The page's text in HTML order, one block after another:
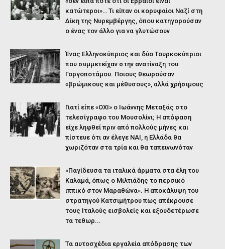
κατώτεροι»… Τι είπαν οι κορυφαίοι Ναζί στη
Δίκη της Νυρεμβέργης, όπου κατηγορούσαν
ο ένας τον άλλο για να γλυτώσουν
Ένας Ελληνοκύπριος και δύο Τουρκοκύπριοι
που συμμετείχαν στην ανατίναξη του
Γοργοποτάμου. Ποιους θεωρούσαν
«βρώμικους και μέθυσους», αλλά χρήσιμους
Γιατί είπε «ΟΧΙ» ο Ιωάννης Μεταξάς στο
τελεσίγραφο του Μουσολίνι; Η απόφαση
είχε ληφθεί πριν από πολλούς μήνες και
πίστευε ότι αν έλεγε ΝΑΙ, η Ελλάδα θα
χωριζόταν στα τρία και θα ταπεινωνόταν
«Παγίδευσα τα ιταλικά άρματα στα έλη του
Καλαμά, όπως ο Μιλτιάδης το περσικό
ιππικό στον Μαραθώνα». Η αποκάλυψη του
στρατηγού Κατσιμήτρου πως απέκρουσε
τους Ιταλούς εισβολείς και εξουδετέρωσε
τα τεθωρ...
Τα αυτοσχέδια εργαλεία απόδρασης των